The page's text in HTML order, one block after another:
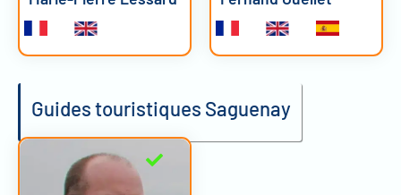
Guides touristiques Saguenay